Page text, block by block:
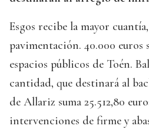
Esgos recibe la mayor
pavimentación. 40.000 euros
espacios públicos de Toén.
cantidad, que destinará al
de Allariz suma 25.512,80
intervenciones de firme y